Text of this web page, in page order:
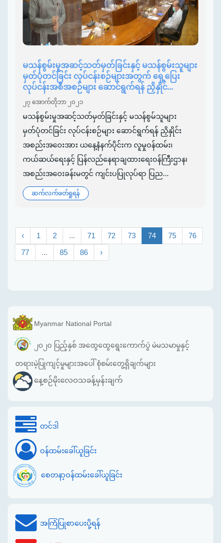
မသန်စွမ်းမှုအဆင့်သတ်မှတ်ခြင်းနှင့် မသန်စွမ်းသူများ
မှတ်ပုံတင်ခြင်း လုပ်ငန်းစဉ်များအတွက် ရှေ့ပြေး
လုပ်ငန်းအစီအစဉ်များ ဆောင်ရွက်ရန် ညှိနှိုင်...
၂၇ အောက်တိုဘာ ၂၀၂၁
မသန်စွမ်းမှုအဆင့်သတ်မှတ်ခြင်းနှင့် မသန်စွမ်သူများ
မှတ်ပုံတင်ခြင်း လုပ်ငန်းစဉ်များ ဆောင်ရွက်ရန် ညှိနှိုင်း
အစည်းအဝေးအား ယနေ့နံနက်ပိုင်းက လူမှုဝန်ထမ်း၊
ကယ်ဆယ်ရေးနှင့် ပြန်လည်နေရာချထားရေးဝန်ကြီးဌာန၊
အစည်းအဝေးခန်းမတွင် ကျင်းပပြုလုပ်ရာ ပြည...
ဆက်လက်ဖတ်ရှုရန်
‹ 1 2 ... 71 72 73 74 75 76
77 ... 85 86 ›
Myanmar National Portal
၂၀၂၀ ပြည့်နှစ် အထွေထွေရွေးကောက်ပွဲ မဲမသမာမှုနှင့်
တရားမဲ့ပြုကျင့်မှုများအပေါ် စုံစမ်းတွေ့ရှိချက်များ
နေ့စဉ်မိုးလေဝသခန့်မှန်းချက်
တင်ဒါ
ဝန်ထမ်းခေါ်ယူခြင်း
စေတနာ့ဝန်ထမ်းခေါ်ယူခြင်း
အကြံပြုစာပေးပို့ရန်